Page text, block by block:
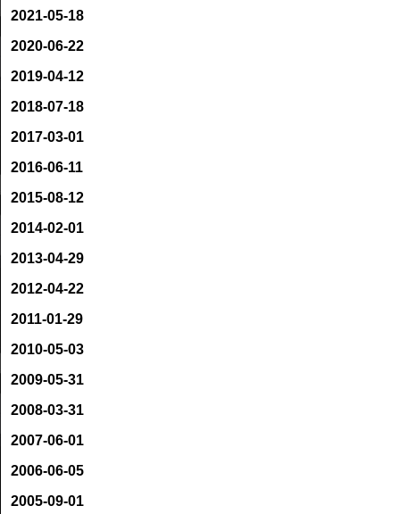
2021-05-18
2020-06-22
2019-04-12
2018-07-18
2017-03-01
2016-06-11
2015-08-12
2014-02-01
2013-04-29
2012-04-22
2011-01-29
2010-05-03
2009-05-31
2008-03-31
2007-06-01
2006-06-05
2005-09-01